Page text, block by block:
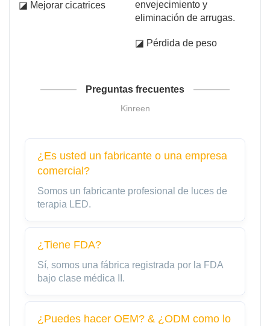
◪ Mejorar cicatrices
envejecimiento y
eliminación de arrugas.
◪ Pérdida de peso
Preguntas frecuentes
Kinreen
¿Es usted un fabricante o una empresa
comercial?
Somos un fabricante profesional de luces de
terapia LED.
¿Tiene FDA?
Sí, somos una fábrica registrada por la FDA
bajo clase médica II.
¿Puedes hacer OEM? & ¿ODM como lo